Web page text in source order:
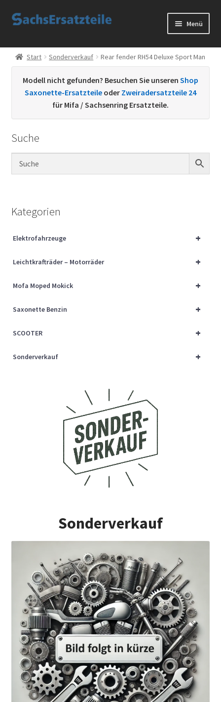
Zur
Zum
Menü
Start
Kontakt
Widerrufsbelehrung
Cart
Checkout
My account
Start Sonderverkauf Rear fender RH54 Deluxe Sport Man
Modell nicht gefunden? Besuchen Sie unseren Shop
Saxonette-Ersatzteile oder Zweiradersatzteile 24
für Mifa / Sachsenring Ersatzteile.
Suche
Kategorien
+
Elektrofahrzeuge
+
Leichtkrafträder – Motorräder
+
Mofa Moped Mokick
+
Saxonette Benzin
+
SCOOTER
+
Sonderverkauf
Sonderverkauf